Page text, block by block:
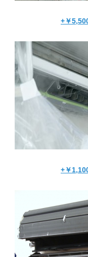
+￥
+￥